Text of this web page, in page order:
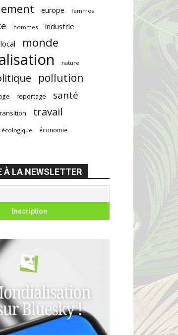
europe femmes
hommes industrie
local monde
nature
pollution
reportage
santé
travail
écologique économie
À LA NEWSLETTER